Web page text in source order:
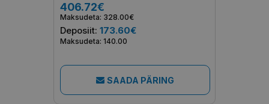
406.72€
Maksudeta: 328.00€
Deposiit: 173.60€
Maksudeta: 140.00
SAADA PÄRING